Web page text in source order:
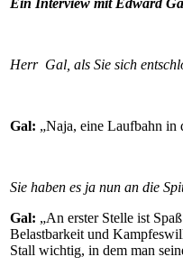
Ein Interview mit Edward
Herr Gal, als Sie sich
Gal: „Naja, eine Laufbahn in
Sie haben es ja nun an die
Gal: „An erster Stelle ist
Belastbarkeit und
Stall wichtig, in dem man